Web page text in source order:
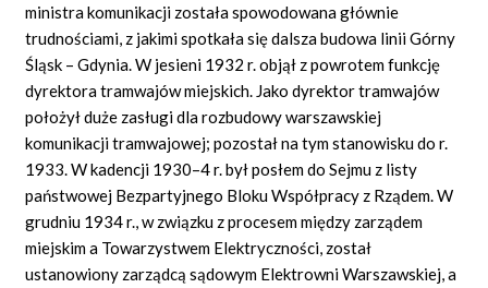
ministra komunikacji została spowodowana głównie
trudnościami, z jakimi spotkała się dalsza budowa linii Górny
Śląsk – Gdynia. W jesieni 1932 r. objął z powrotem funkcję
dyrektora tramwajów miejskich. Jako dyrektor tramwajów
położył duże zasługi dla rozbudowy warszawskiej
komunikacji tramwajowej; pozostał na tym stanowisku do r.
1933. W kadencji 1930–4 r. był posłem do Sejmu z listy
państwowej Bezpartyjnego Bloku Współpracy z Rządem. W
grudniu 1934 r., w związku z procesem między zarządem
miejskim a Towarzystwem Elektryczności, został
ustanowiony zarządcą sądowym Elektrowni Warszawskiej, a